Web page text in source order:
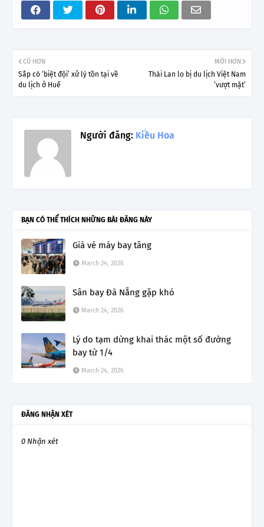
MỚI HƠN
Thái Lan lo bị du lịch Việt Nam
‘vượt mặt’
CŨ HƠN
Sắp có ‘biệt đội’ xử lý tồn tại về
du lịch ở Huế
Người đăng: Kiều Hoa
BẠN CÓ THỂ THÍCH NHỮNG BÀI ĐĂNG NÀY
Giá vé máy bay tăng
March 24, 2026
Sân bay Đà Nẵng gặp khó
March 24, 2026
Lý do tạm dừng khai thác một số đường
bay từ 1/4
March 24, 2026
ĐĂNG NHẬN XÉT
0 Nhận xét